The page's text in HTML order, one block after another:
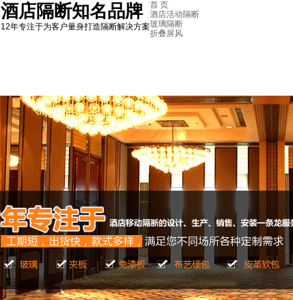
酒店隔断知名品牌
12年专注于为客户量身打造隔断解决方案
首 页
酒店活动隔断
玻璃隔断
折叠屏风